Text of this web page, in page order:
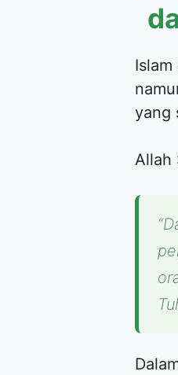
Islam
yang
Allah